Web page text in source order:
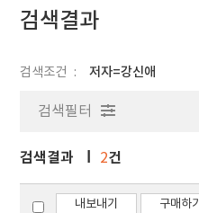
검색결과
검색조건 저자=강신애
검색필터
검색결과 2건
내보내기 구매하기